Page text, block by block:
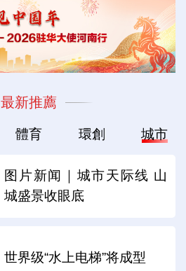
最新推薦
體育 環創 城市
图片新闻｜城市天际线 山
城盛景收眼底
世界级“水上电梯”将成型